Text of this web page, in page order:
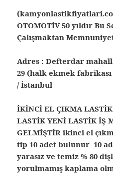
OTOMOTİV 50 yıldır Bu
Çalışmaktan
Adres : Defterdar
29 (halk ekmek
/ İstanbul
İKİNCİ EL ÇIKMA
LASTİK YENİ LASTİK İŞ
GELMİŞTİR ikinci el
tip 10 adet bulunur 10
yarasız ve temiz % 80
yorulmamış kaplama